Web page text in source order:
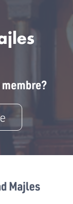
Majles